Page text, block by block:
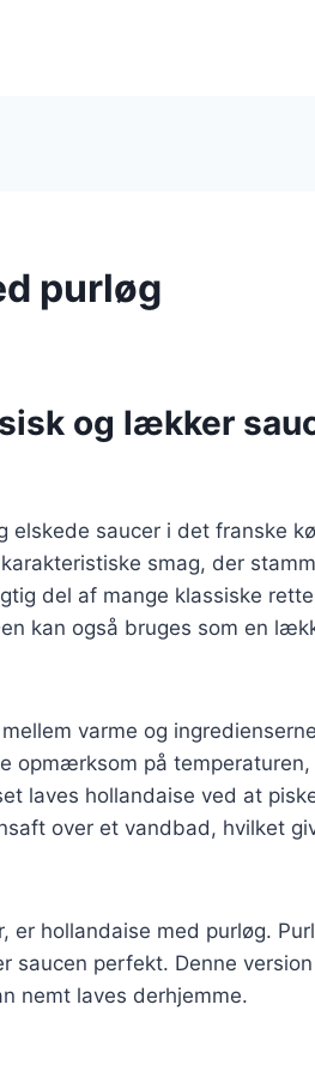
purløg
og lækker
saucer i det franske
smag, der
del af mange klassiske
kan også bruges som en
varme og
opmærksom på temperaturen,
laves hollandaise ved at
over et vandbad, hvilket
er hollandaise med purløg.
saucen perfekt. Denne
nemt laves derhjemme.